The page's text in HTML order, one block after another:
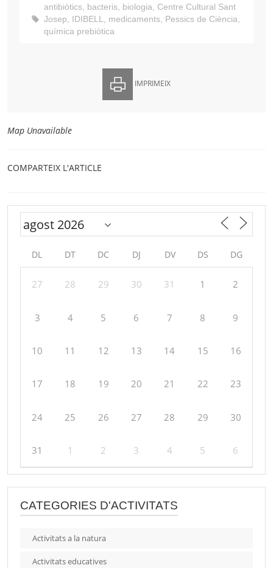
antibiòtics, bacteris, biologia, Centre Cultural Sant
Josep, IDIBELL, medicaments, Pessics de Ciència,
química prebiòtica
IMPRIMEIX
Map Unavailable
COMPARTEIX L'ARTICLE
DL DT DC DJ DV DS DG
27 28 29 30 31 1 2
3 4 5 6 7 8 9
10 11 12 13 14 15 16
17 18 19 20 21 22 23
24 25 26 27 28 29 30
31 1 2 3 4 5 6
CATEGORIES D'ACTIVITATS
Activitats a la natura
Activitats educatives